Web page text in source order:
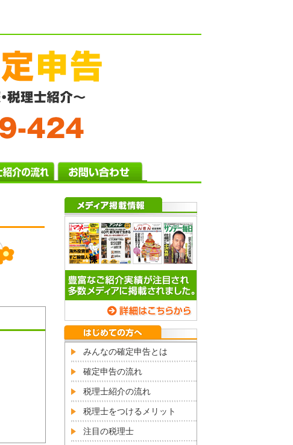
みんなの確定申告とは
確定申告の流れ
税理士紹介の流れ
税理士をつけるメリット
注目の税理士